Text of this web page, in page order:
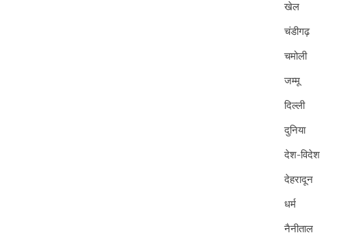
खेल
चंडीगढ़
चमोली
जम्मू
दिल्ली
दुनिया
देश-विदेश
देहरादून
धर्म
नैनीताल